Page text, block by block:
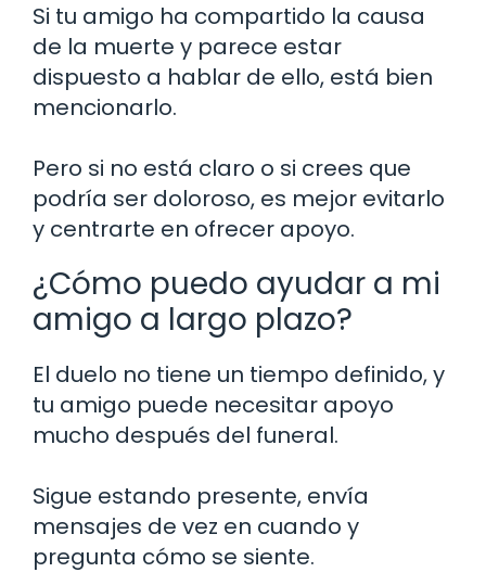
Si tu amigo ha compartido la causa
de la muerte y parece estar
dispuesto a hablar de ello, está bien
mencionarlo.
Pero si no está claro o si crees que
podría ser doloroso, es mejor evitarlo
y centrarte en ofrecer apoyo.
¿Cómo puedo ayudar a mi
amigo a largo plazo?
El duelo no tiene un tiempo definido, y
tu amigo puede necesitar apoyo
mucho después del funeral.
Sigue estando presente, envía
mensajes de vez en cuando y
pregunta cómo se siente.